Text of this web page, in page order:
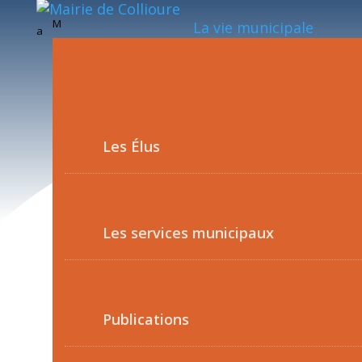
a M La vie municipale
Les Élus
Les services municipaux
Publications